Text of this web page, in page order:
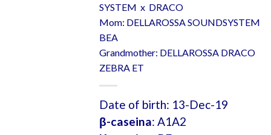
SYSTEM x DRACO
Mom: DELLAROSSA SOUNDSYSTEM
BEA
Grandmother: DELLAROSSA DRACO
ZEBRA ET
Date of birth: 13-Dec-19
β-caseina: A1A2